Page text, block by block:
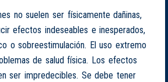
no suelen ser físicamente dañinas,
efectos indeseables e inesperados,
o sobreestimulación. El uso extremo
de salud física. Los efectos
ser impredecibles. Se debe tener